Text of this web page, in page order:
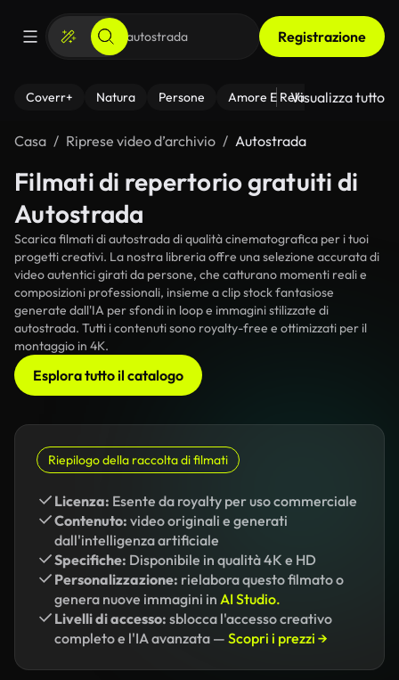
Registrazione
Coverr+ Natura Persone Amore E Relazioni Il
Visualizza tutto
Casa Riprese video d’archivio Autostrada
Filmati di repertorio gratuiti di
Autostrada
Scarica filmati di autostrada di qualità cinematografica per i tuoi
progetti creativi. La nostra libreria offre una selezione accurata di
video autentici girati da persone, che catturano momenti reali e
composizioni professionali, insieme a clip stock fantasiose
generate dall'IA per sfondi in loop e immagini stilizzate di
autostrada. Tutti i contenuti sono royalty-free e ottimizzati per il
montaggio in 4K.
Esplora tutto il catalogo
Riepilogo della raccolta di filmati
Licenza: Esente da royalty per uso commerciale
Contenuto: video originali e generati
dall'intelligenza artificiale
Specifiche: Disponibile in qualità 4K e HD
Personalizzazione: rielabora questo filmato o
genera nuove immagini in AI Studio.
Livelli di accesso: sblocca l'accesso creativo
completo e l'IA avanzata — Scopri i prezzi →